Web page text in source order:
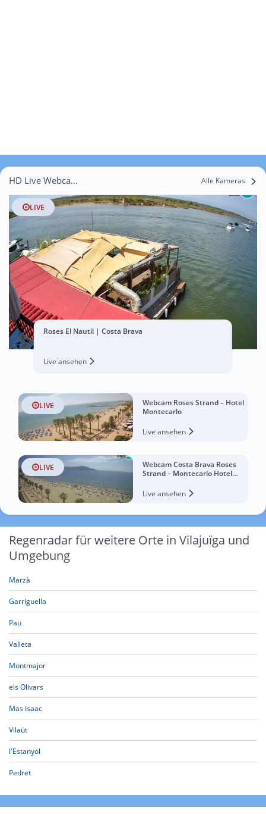
HD Live Webcams Vilajuïga Alle Kameras
LIVE
Roses El Nautil | Costa Brava
Live ansehen
LIVE
Webcam Roses Strand – Hotel
Montecarlo
Live ansehen
LIVE
Webcam Costa Brava Roses
Strand – Montecarlo Hotel
Live ansehen
Regenradar für weitere Orte in Vilajuïga und
Umgebung
Marzà
Garriguella
Pau
Valleta
Montmajor
els Olivars
Mas Isaac
Vilaüt
l'Estanyol
Pedret